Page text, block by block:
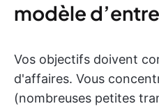
modèle
Vos objectifs doivent
d'affaires. Vous
(nombreuses petites